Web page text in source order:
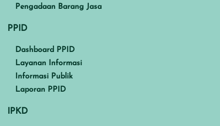
Pengadaan Barang Jasa
PPID
Dashboard PPID
Layanan Informasi
Informasi Publik
Laporan PPID
IPKD